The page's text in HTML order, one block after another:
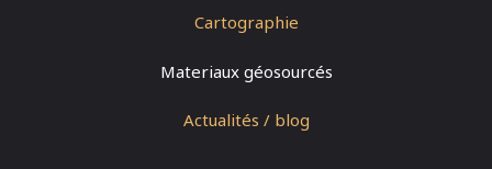
Cartographie
Materiaux géosourcés
Actualités / blog